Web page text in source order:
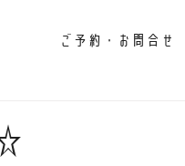
ご予約・お問合せ